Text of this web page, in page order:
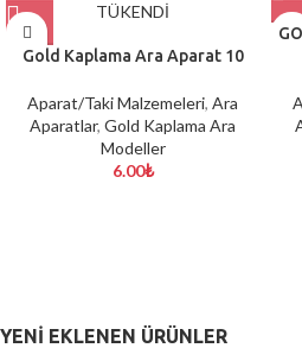
TÜKENDİ
Gold Kaplama Ara Aparat 10
Aparat/Taki Malzemeleri, Ara
Aparatlar, Gold Kaplama Ara
Modeller
6.00₺
YENI EKLENEN ÜRÜNLER